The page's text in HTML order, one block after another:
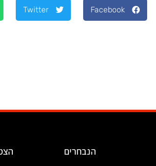
Facebook
Twitter
הנבחרים